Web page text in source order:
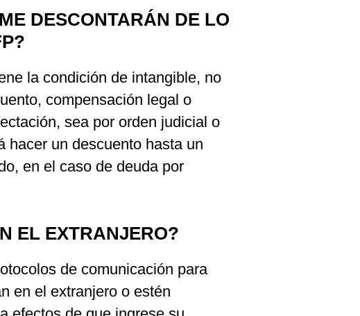
DESCONTARÁN DE LO
la condición de intangible, no
compensación legal o
sea por orden judicial o
hacer un descuento hasta un
en el caso de deuda por
EL EXTRANJERO?
de comunicación para
en el extranjero o estén